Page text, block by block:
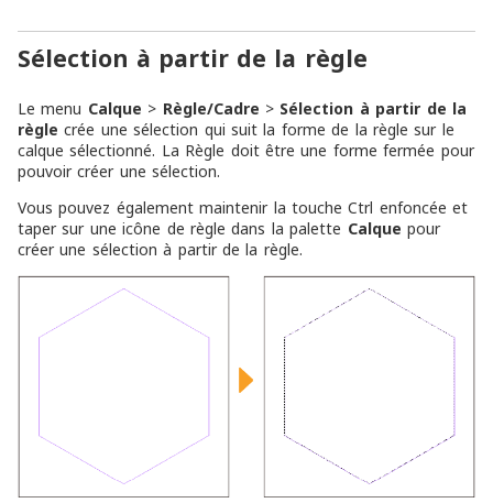
Sélection à partir de la règle
Le menu Calque > Règle/Cadre > Sélection à partir de la
règle crée une sélection qui suit la forme de la règle sur le
calque sélectionné. La Règle doit être une forme fermée pour
pouvoir créer une sélection.
Vous pouvez également maintenir la touche Ctrl enfoncée et
taper sur une icône de règle dans la palette Calque pour
créer une sélection à partir de la règle.